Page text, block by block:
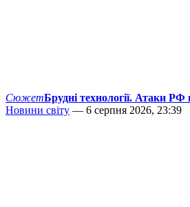
СюжетБрудні технології. Атаки
Новини світу — 6 серпня 2026, 23:39